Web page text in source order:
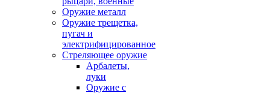
Оружие металл
Оружие трещетка,
пугач и
электрифицированное
Стреляющее оружие
Арбалеты,
луки
Оружие с